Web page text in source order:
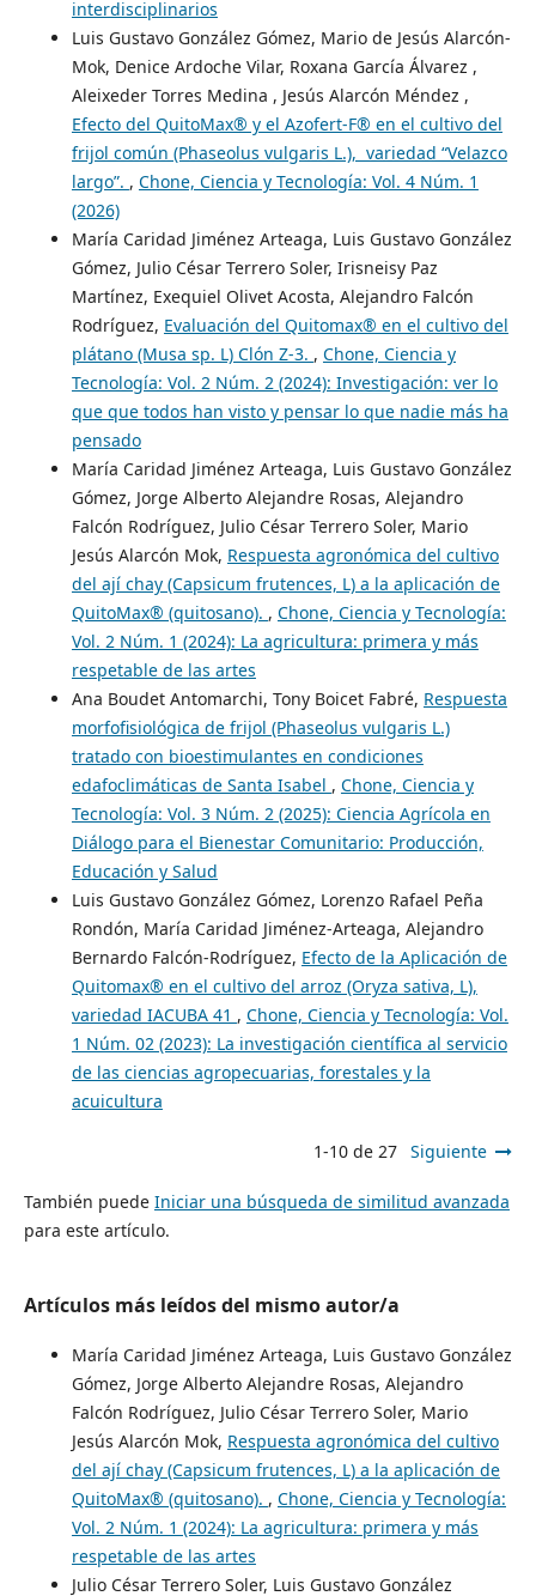
interdisciplinarios
Luis Gustavo González Gómez, Mario de Jesús Alarcón-
Mok, Denice Ardoche Vilar, Roxana García Álvarez ,
Aleixeder Torres Medina , Jesús Alarcón Méndez ,
Efecto del QuitoMax® y el Azofert-F® en el cultivo del
frijol común (Phaseolus vulgaris L.), variedad “Velazco
largo”. , Chone, Ciencia y Tecnología: Vol. 4 Núm. 1
(2026)
María Caridad Jiménez Arteaga, Luis Gustavo González
Gómez, Julio César Terrero Soler, Irisneisy Paz
Martínez, Exequiel Olivet Acosta, Alejandro Falcón
Rodríguez, Evaluación del Quitomax® en el cultivo del
plátano (Musa sp. L) Clón Z-3. , Chone, Ciencia y
Tecnología: Vol. 2 Núm. 2 (2024): Investigación: ver lo
que que todos han visto y pensar lo que nadie más ha
pensado
María Caridad Jiménez Arteaga, Luis Gustavo González
Gómez, Jorge Alberto Alejandre Rosas, Alejandro
Falcón Rodríguez, Julio César Terrero Soler, Mario
Jesús Alarcón Mok, Respuesta agronómica del cultivo
del ají chay (Capsicum frutences, L) a la aplicación de
QuitoMax® (quitosano). , Chone, Ciencia y Tecnología:
Vol. 2 Núm. 1 (2024): La agricultura: primera y más
respetable de las artes
Ana Boudet Antomarchi, Tony Boicet Fabré, Respuesta
morfofisiológica de frijol (Phaseolus vulgaris L.)
tratado con bioestimulantes en condiciones
edafoclimáticas de Santa Isabel , Chone, Ciencia y
Tecnología: Vol. 3 Núm. 2 (2025): Ciencia Agrícola en
Diálogo para el Bienestar Comunitario: Producción,
Educación y Salud
Luis Gustavo González Gómez, Lorenzo Rafael Peña
Rondón, María Caridad Jiménez-Arteaga, Alejandro
Bernardo Falcón-Rodríguez, Efecto de la Aplicación de
Quitomax® en el cultivo del arroz (Oryza sativa, L),
variedad IACUBA 41 , Chone, Ciencia y Tecnología: Vol.
1 Núm. 02 (2023): La investigación científica al servicio
de las ciencias agropecuarias, forestales y la
acuicultura
1-10 de 27 Siguiente
También puede Iniciar una búsqueda de similitud avanzada
para este artículo.
Artículos más leídos del mismo autor/a
María Caridad Jiménez Arteaga, Luis Gustavo González
Gómez, Jorge Alberto Alejandre Rosas, Alejandro
Falcón Rodríguez, Julio César Terrero Soler, Mario
Jesús Alarcón Mok, Respuesta agronómica del cultivo
del ají chay (Capsicum frutences, L) a la aplicación de
QuitoMax® (quitosano). , Chone, Ciencia y Tecnología:
Vol. 2 Núm. 1 (2024): La agricultura: primera y más
respetable de las artes
Julio César Terrero Soler, Luis Gustavo González